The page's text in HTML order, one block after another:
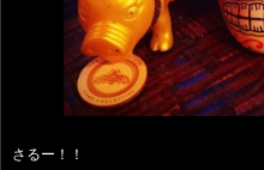
さるー！！